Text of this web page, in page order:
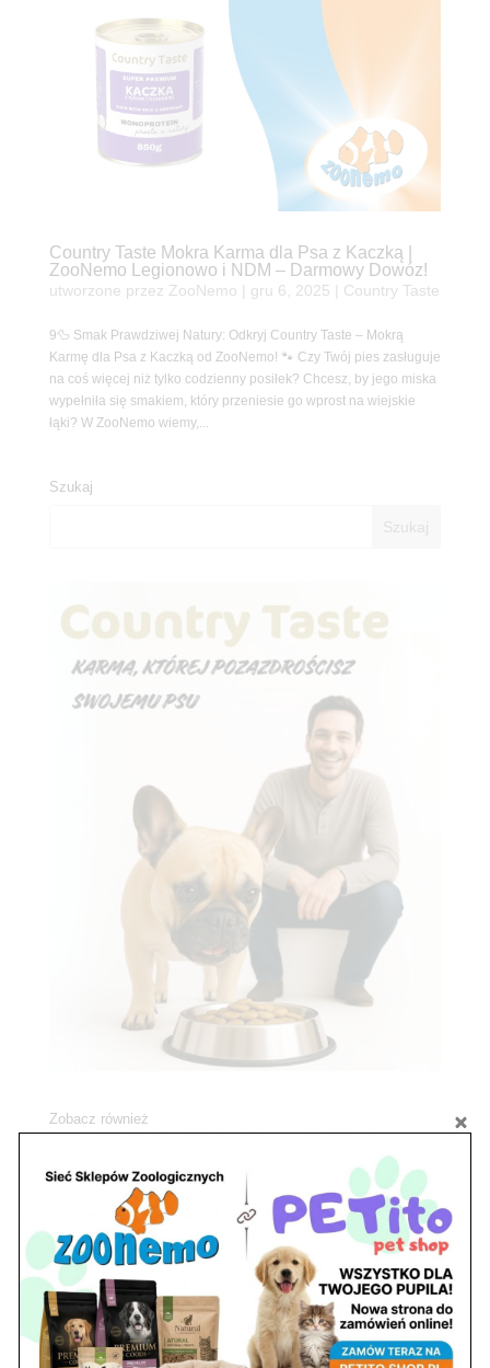
Country Taste Mokra Karma dla Psa z Kaczką |
ZooNemo Legionowo i NDM – Darmowy Dowóz!
utworzone przez ZooNemo gru 6, 2025 Country Taste
9🦆 Smak Prawdziwej Natury: Odkryj Country Taste – Mokrą
Karmę dla Psa z Kaczką od ZooNemo! 🐾 Czy Twój pies zasługuje
na coś więcej niż tylko codzienny posiłek? Chcesz, by jego miska
wypełniła się smakiem, który przeniesie go wprost na wiejskie
łąki? W ZooNemo wiemy,...
Szukaj
Zobacz również
Z Życia Sklepu
Stwórz podwodne arcydzieło: Najpiękniejsze
rośliny akwariowe w ZooNemo – Legionowo i
Nowy Dwór Mazowiecki
Promocje
Upały wracają! Zadbaj o komfort swojego pupila
z matami chłodzącymi ZooNemo